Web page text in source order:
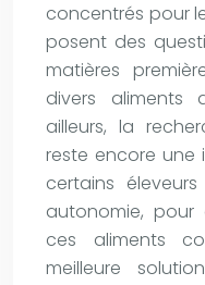
concentrés pour
posent des
matières
divers aliments
ailleurs, la
reste encore une
certains
autonomie, pour
ces aliments
meilleure